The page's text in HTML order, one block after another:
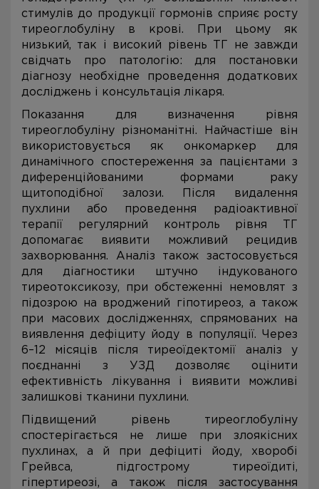
стимулів до продукції гормонів сприяє росту
тиреоглобуліну в крові. При цьому як
низький, так і високий рівень ТГ не завжди
свідчать про патологію: для постановки
діагнозу необхідне проведення додаткових
досліджень і консультація лікаря.
Показання для визначення рівня
тиреоглобуліну різноманітні. Найчастіше він
використовується як онкомаркер для
динамічного спостереження за пацієнтами з
диференційованими формами раку
щитоподібної залози. Після видалення
пухлини або проведення радіоактивної
терапії регулярний контроль рівня ТГ
допомагає виявити можливий рецидив
захворювання. Аналіз також застосовується
для діагностики штучно індукованого
тиреотоксикозу, при обстеженні немовлят з
підозрою на вроджений гіпотиреоз, а також
при масових дослідженнях, спрямованих на
виявлення дефіциту йоду в популяції. Через
6–12 місяців після тиреоїдектомії аналіз у
поєднанні з УЗД дозволяє оцінити
ефективність лікування і виявити можливі
залишкові тканини пухлини.
Підвищений рівень тиреоглобуліну
спостерігається не лише при злоякісних
пухлинах, а й при дефіциті йоду, хворобі
Грейвса, підгострому тиреоїдиті,
гіпертиреозі, а також після застосування